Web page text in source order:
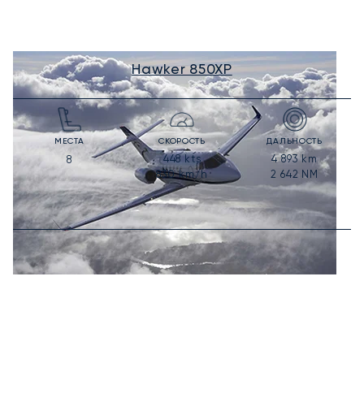
Hawker 850XP
МЕСТА
8
СКОРОСТЬ
448kts
830km/h
ДАЛЬНОСТЬ
4 893km
2 642 NM